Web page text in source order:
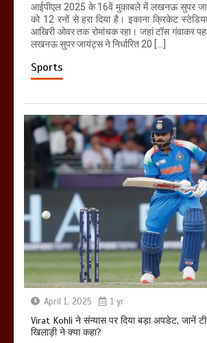
आईपीएल 2025 के 16वें मुकाबले में लखनऊ सुपर
को 12 रनों से हरा दिया है। इकाना क्रिकेट
आखिरी ओवर तक रोमांचक रहा। जहां टॉस गंवाकर
लखनऊ सुपर जायंट्स ने निर्धारित 20 […]
Sports
April 1, 2025 1 yr
Virat Kohli ने संन्यास पर दिया बड़ा अपडेट, जानें
खिलाड़ी ने क्या कहा?